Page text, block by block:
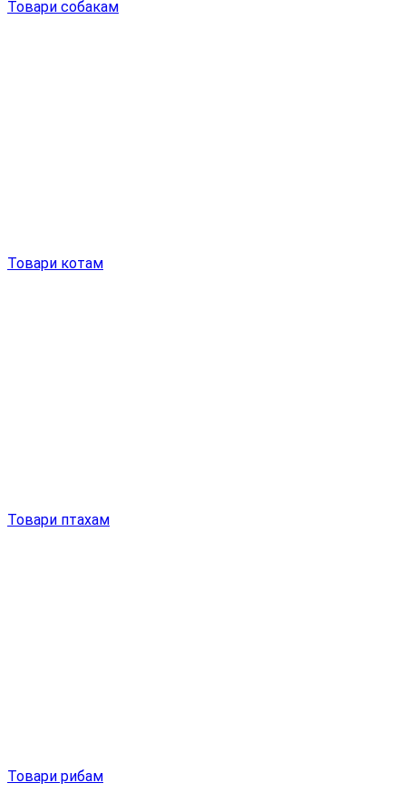
Товари собакам
Товари котам
Товари птахам
Товари рибам